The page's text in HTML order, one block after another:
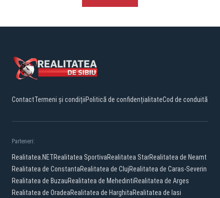
ContactTermeni și condițiiPolitică de confidențialitateCod de conduită
Parteneri:
Realitatea.NETRealitatea SportivaRealitatea StarRealitatea de Neamt
Realitatea de ConstantaRealitatea de ClujRealitatea de Caras-Severin
Realitatea de BuzauRealitatea de MehedintiRealitatea de Arges
Realitatea de OradeaRealitatea de HarghitaRealitatea de Iasi